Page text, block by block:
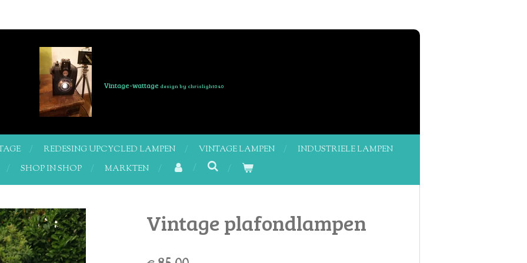
Vintage-wattage design by chrislight040
REDESING UPCYCLED LAMPEN VINTAGE LAMPEN
INDUSTRIELE LAMPEN
SHOP IN SHOP
MARKTEN
Vintage plafondlampen